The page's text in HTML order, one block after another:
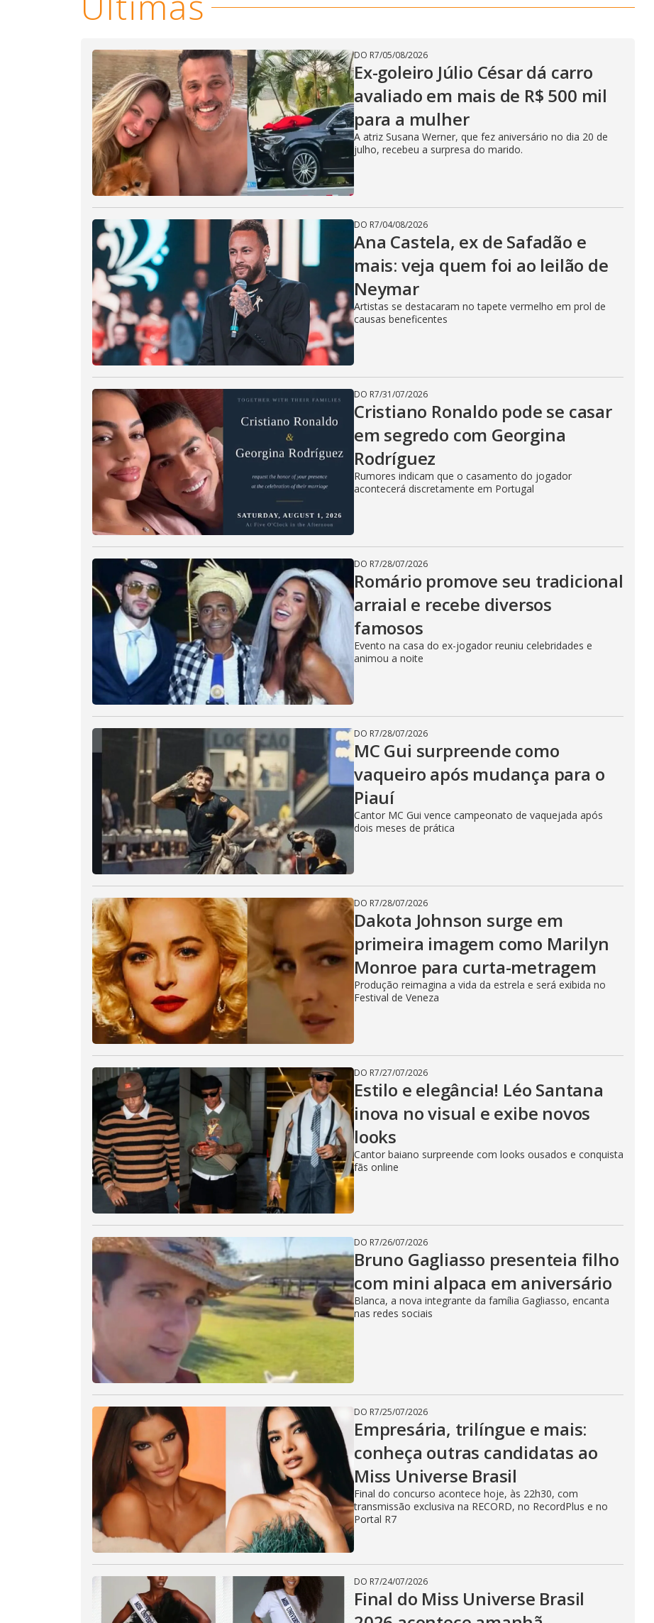
DO R7/05/08/2026
Ex-goleiro Júlio César dá carro
avaliado em mais de R$ 500 mil
para a mulher
A atriz Susana Werner, que fez aniversário no dia 20 de
julho, recebeu a surpresa do marido.
DO R7/04/08/2026
Ana Castela, ex de Safadão e
mais: veja quem foi ao leilão de
Neymar
Artistas se destacaram no tapete vermelho em prol de
causas beneficentes
DO R7/31/07/2026
Cristiano Ronaldo pode se casar
em segredo com Georgina
Rodríguez
Rumores indicam que o casamento do jogador
acontecerá discretamente em Portugal
DO R7/28/07/2026
Romário promove seu tradicional
arraial e recebe diversos
famosos
Evento na casa do ex-jogador reuniu celebridades e
animou a noite
DO R7/28/07/2026
MC Gui surpreende como
vaqueiro após mudança para o
Piauí
Cantor MC Gui vence campeonato de vaquejada após
dois meses de prática
DO R7/28/07/2026
Dakota Johnson surge em
primeira imagem como Marilyn
Monroe para curta-metragem
Produção reimagina a vida da estrela e será exibida no
Festival de Veneza
DO R7/27/07/2026
Estilo e elegância! Léo Santana
inova no visual e exibe novos
looks
Cantor baiano surpreende com looks ousados e conquista
fãs online
DO R7/26/07/2026
Bruno Gagliasso presenteia filho
com mini alpaca em aniversário
Blanca, a nova integrante da família Gagliasso, encanta
nas redes sociais
DO R7/25/07/2026
Empresária, trilíngue e mais:
conheça outras candidatas ao
Miss Universe Brasil
Final do concurso acontece hoje, às 22h30, com
transmissão exclusiva na RECORD, no RecordPlus e no
Portal R7
DO R7/24/07/2026
Final do Miss Universe Brasil